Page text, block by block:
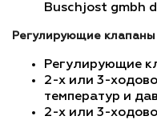
Buschjost gmbh
Регулирующие клапаны
Регулирующие
2-х или 3-
температур и
2-х или 3-